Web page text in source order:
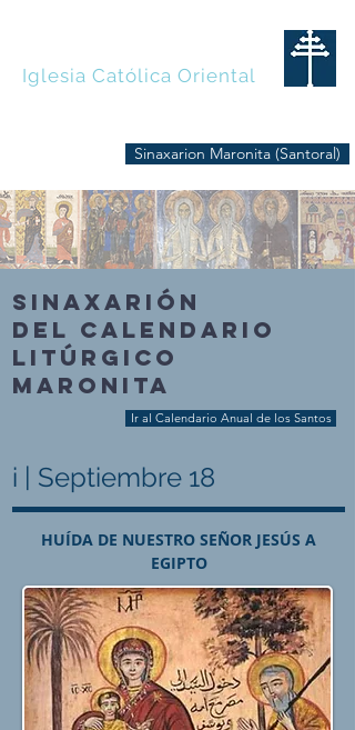
Iglesia Católica Oriental
Sinaxarion Maronita (Santoral)
SINAXARIÓN
DEL CALENDARIO
LITÚRGICO
MARONITA
Ir al Calendario Anual de los Santos
i | Septiembre 18
HUÍDA DE NUESTRO SEÑOR JESÚS A
EGIPTO